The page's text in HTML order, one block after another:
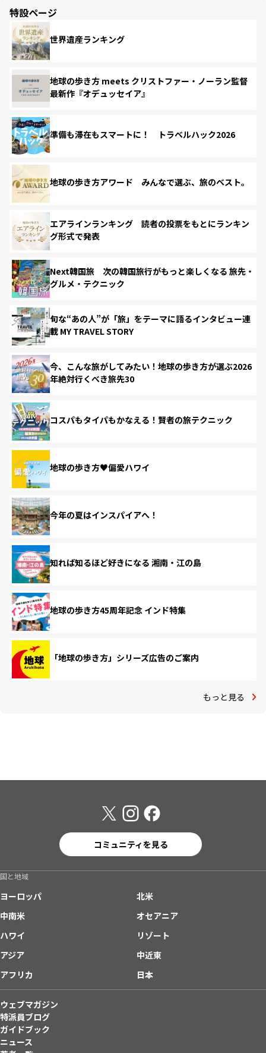
特設ページ
世界遺産ランキング
地球の歩き方 meets クリストファー・ノーラン監督
最新作『オデュッセイア』
準備も滞在もスマートに！ トラベルハック2026
地球の歩き方アワード みんなで選ぶ、旅のベスト。
エアラインランキング 読者の投票をもとにランキン
グ形式で発表
Next韓国旅 次の韓国旅行がもっと楽しくなる 旅先・
グルメ・テクニック
旬な“あの人”が「旅」をテーマに語るインタビュー連
載 MY TRAVEL STORY
今、こんな旅がしてみたい！地球の歩き方が選ぶ2026
年絶対行くべき旅先30
コスパもタイパもかなえる！賢者の旅テクニック
地球の歩き方♥偏愛ハワイ
今年の夏はインスパイアへ！
知れば知るほど好きになる 湘南・江の島
地球の歩き方45周年記念 インド特集
「地球の歩き方」シリーズ広告のご案内
もっと見る
コミュニティを見る
国と地域
ヨーロッパ
北米
中南米
オセアニア
ハワイ
リゾート
アジア
中近東
アフリカ
日本
ウェブマガジン
特派員ブログ
ガイドブック
ニュース